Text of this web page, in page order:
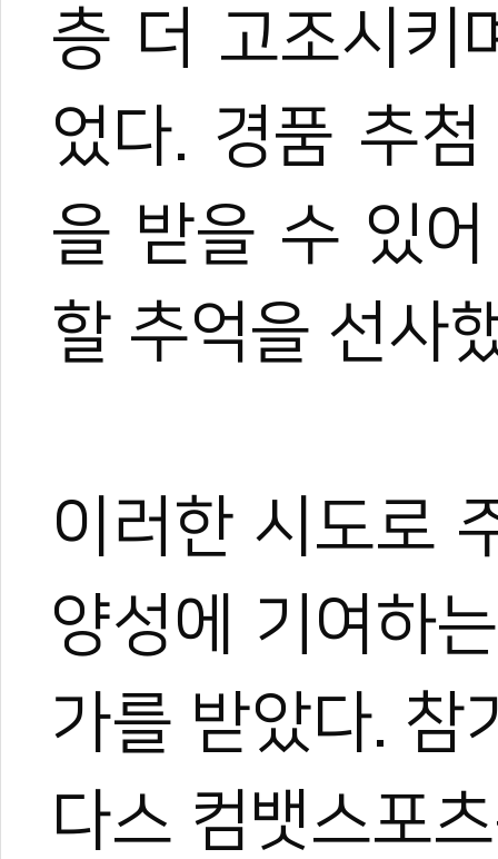
층 더 고조시키
었다. 경품 추첨
을 받을 수 있어
할 추억을 선사
이러한 시도로
양성에
기여하는
가를 받았다. 참
다스 컴뱃스포
무카스 편집팀